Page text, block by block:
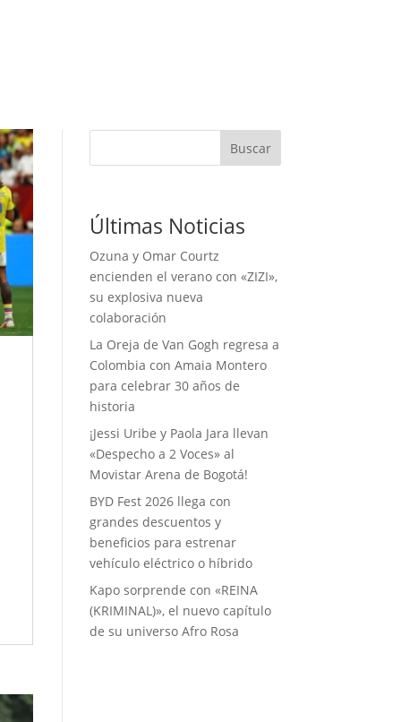
Buscar
Últimas Noticias
Ozuna y Omar Courtz
encienden el verano con «ZIZI»,
su explosiva nueva
colaboración
La Oreja de Van Gogh regresa a
Colombia con Amaia Montero
para celebrar 30 años de
historia
¡Jessi Uribe y Paola Jara llevan
«Despecho a 2 Voces» al
Movistar Arena de Bogotá!
BYD Fest 2026 llega con
grandes descuentos y
beneficios para estrenar
vehículo eléctrico o híbrido
Kapo sorprende con «REINA
(KRIMINAL)», el nuevo capítulo
de su universo Afro Rosa